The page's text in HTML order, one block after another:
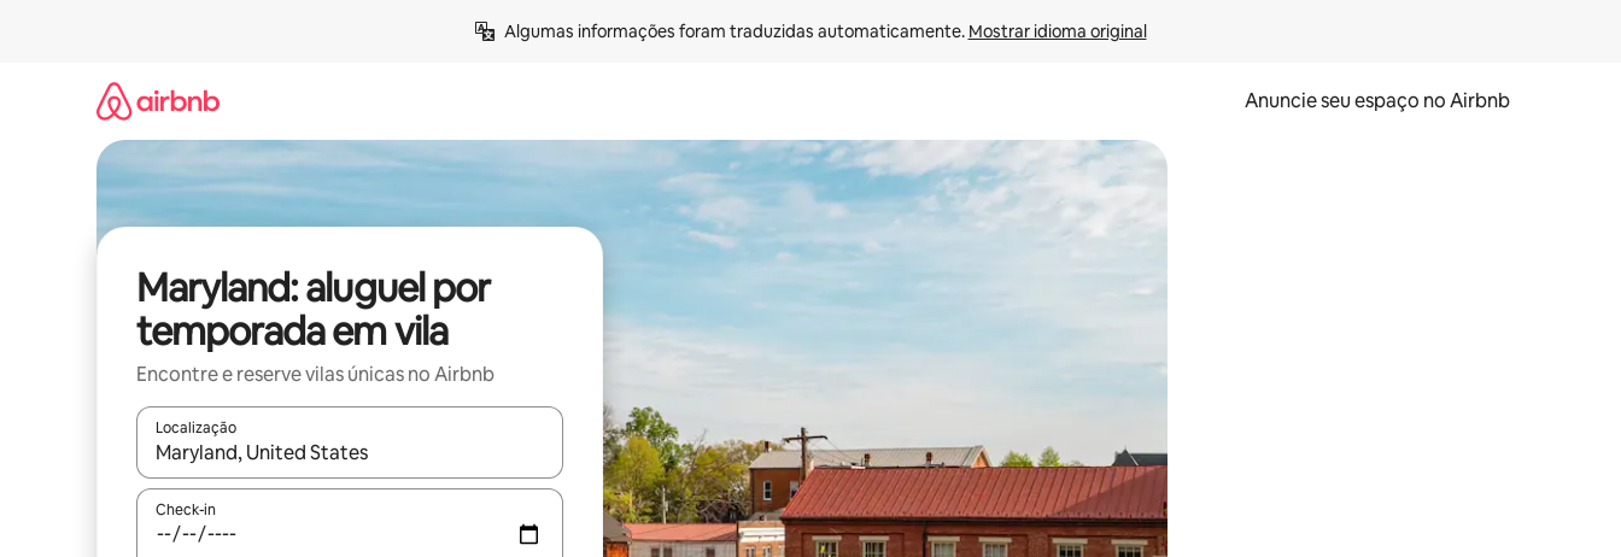
Algumas informações foram traduzidas automaticamente. Mostrar idioma original
Anuncie seu espaço no Airbnb
Maryland: aluguel por
temporada em vila
Encontre e reserve vilas únicas no Airbnb
Localização
Quando os resultados estiverem disponíveis, explore-os usando as seta para cima e para baixo do teclado ou tocando e deslizando o dedo na tela.
Check-in